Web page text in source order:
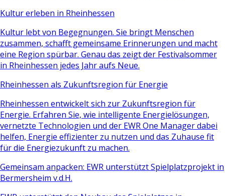
Kultur erleben in Rheinhessen
Kultur lebt von Begegnungen. Sie bringt Menschen
zusammen, schafft gemeinsame Erinnerungen und macht
eine Region spürbar. Genau das zeigt der Festivalsommer
in Rheinhessen jedes Jahr aufs Neue.
Rheinhessen als Zukunftsregion für Energie
Rheinhessen entwickelt sich zur Zukunftsregion für
Energie. Erfahren Sie, wie intelligente Energielösungen,
vernetzte Technologien und der EWR One Manager dabei
helfen, Energie effizienter zu nutzen und das Zuhause fit
für die Energiezukunft zu machen.
Gemeinsam anpacken: EWR unterstützt Spielplatzprojekt in
Bermersheim v.d.H.